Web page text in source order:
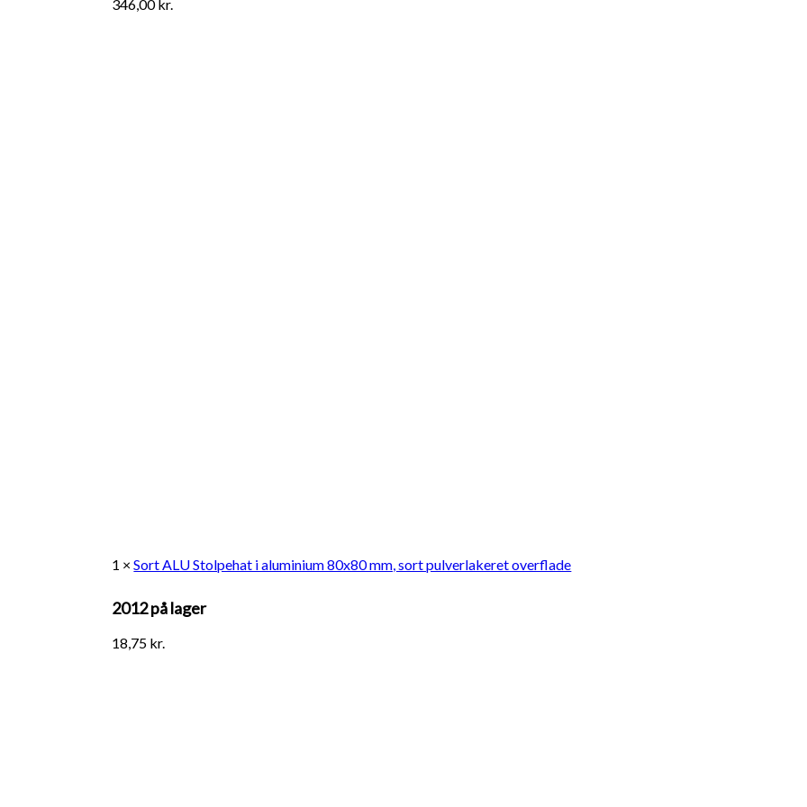
346,00kr.
1 ×Sort ALU Stolpehat i aluminium 80x80 mm, sort pulverlakeret overflade
2012 på lager
18,75 kr.